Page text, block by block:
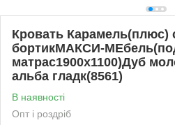
Кровать
бортикМАКСИ-
матрас1900х1100)Дуб
альба гладк(8561)
В наявності
Опт і роздріб